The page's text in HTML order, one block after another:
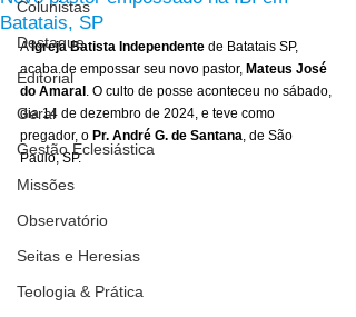
Colunistas
Destaque
Editorial
Geral
Gestão Eclesiástica
Missões
Observatório
Seitas e Heresias
Teologia & Prática
Batatais, SP
A Igreja Batista Independente de Batatais SP,
acaba de empossar seu novo pastor, Mateus José
do Amaral . O culto de posse aconteceu no sábado,
dia 14 de dezembro de 2024, e teve como
pregador, o Pr. André G. de Santana, de São
Paulo, SP.